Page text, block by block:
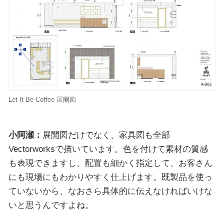
Let It Be Coffee 展開図
小阿瀬： 展開図だけでなく、家具図も全部
Vectorworksで描いています。色を付けて素材の質感
も表現できますし、配置も細かく指定して、お客さん
にも現場にもわかりやすく仕上げます。既製品を使っ
ていないから、なおさら具体的に伝えなければいけな
いと思うんですよね。